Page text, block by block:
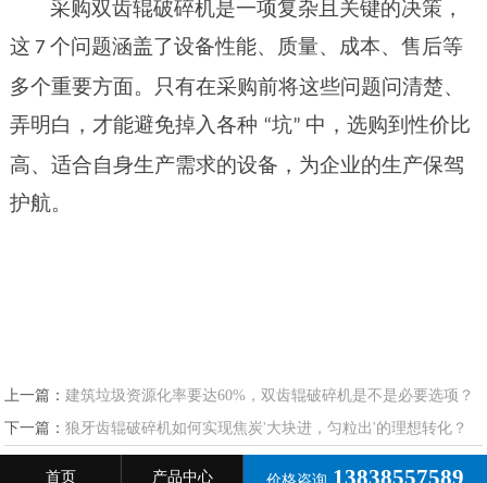
采购双齿辊破碎机是一项复杂且关键的决策，
这 7个问题涵盖了设备性能、质量、成本、售后等
多个重要方面。只有在采购前将这些问题问清楚、
弄明白，才能避免掉入各种 “坑” 中，选购到性价比
高、适合自身生产需求的设备，为企业的生产保驾
护航。
上一篇：建筑垃圾资源化率要达60%，双齿辊破碎机是不是必要选项？
下一篇：狼牙齿辊破碎机如何实现焦炭'大块进，匀粒出'的理想转化？
首页 产品中心 13838557589